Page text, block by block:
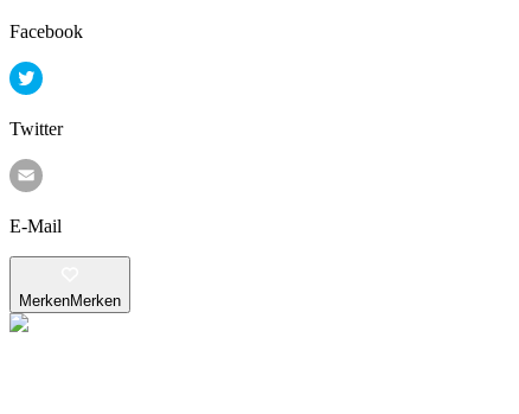
Facebook
Twitter
E-Mail
MerkenMerken